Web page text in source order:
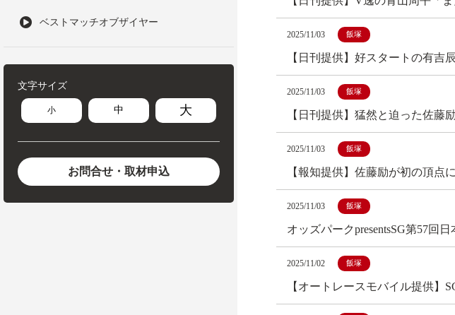
ベストマッチオブザイヤー
文字サイズ
小 中 大
お問合せ・取材申込
2025/11/03 飯塚
【日刊提供】好スタートの有吉
2025/11/03 飯塚
【日刊提供】猛然と迫った佐藤
2025/11/03 飯塚
【報知提供】佐藤励が初の頂点
2025/11/03 飯塚
オッズパークpresentsSG第57回
2025/11/02 飯塚
【オートレースモバイル提供】